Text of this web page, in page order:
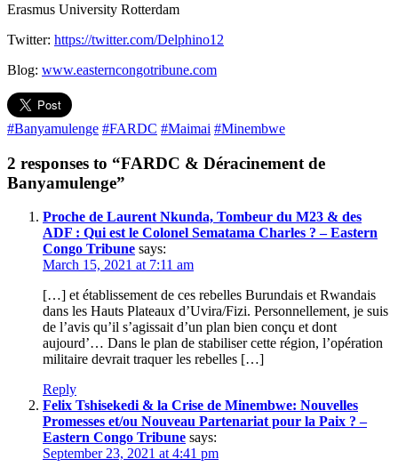
Erasmus University Rotterdam
Twitter: https://twitter.com/Delphino12
Blog: www.easterncongotribune.com
#Banyamulenge #FARDC #Maimai #Minembwe
2 responses to “FARDC & Déracinement de
Banyamulenge”
Proche de Laurent Nkunda, Tombeur du M23 & des
ADF : Qui est le Colonel Sematama Charles ? – Eastern
Congo Tribune says:
March 15, 2021 at 7:11 am
[…] et établissement de ces rebelles Burundais et Rwandais
dans les Hauts Plateaux d’Uvira/Fizi. Personnellement, je suis
de l’avis qu’il s’agissait d’un plan bien conçu et dont
aujourd’… Dans le plan de stabiliser cette région, l’opération
militaire devrait traquer les rebelles […]
Reply
Felix Tshisekedi & la Crise de Minembwe: Nouvelles
Promesses et/ou Nouveau Partenariat pour la Paix ? –
Eastern Congo Tribune says:
September 23, 2021 at 4:41 pm